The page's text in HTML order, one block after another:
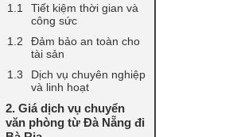
Tiết kiệm thời gian và
công sức
Đảm bảo an toàn cho
tài sản
Dịch vụ chuyên nghiệp
và linh hoạt
2. Giá dịch vụ chuyển
văn phòng từ Đà Nẵng đi